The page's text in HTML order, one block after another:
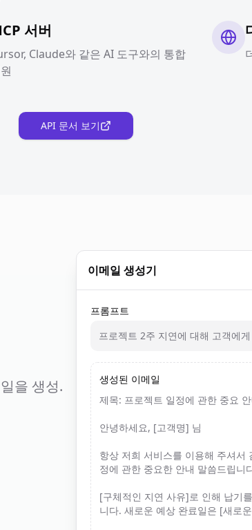
서버
Claude와 같은 AI 도구와의 통합
API 문서 보기
을 생성.
이메일 생성기
프롬프트
프로젝트 2주 지연에 대해 고객에
생성된 이메일
제목: 프로젝트 일정에 관한 중요
안녕하세요, [고객명] 님
항상 저희 서비스를 이용해 주셔서
정에 관한 중요한 안내 말씀드립니
[구체적인 지연 사유]로 인해 납기
니다. 새로운 예상 완료일은 [새로